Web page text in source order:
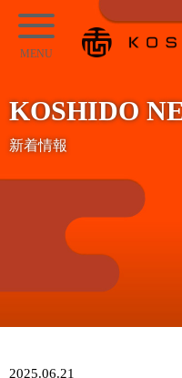
コ
ン
テ
ン
キ
ッ
KOSHIDO
メ
ュ
ー
KOSHIDO
新着情報
2025.06.21